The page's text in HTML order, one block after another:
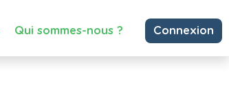
Qui sommes-nous ? Connexion